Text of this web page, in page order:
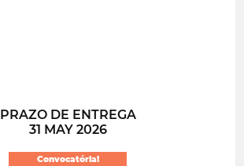
PRAZO DE ENTREGA
31 MAY 2026
Convocatória!